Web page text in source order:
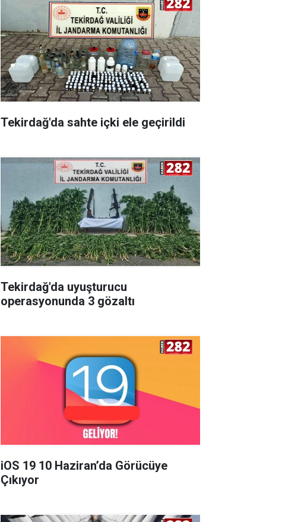
Tekirdağ'da sahte içki ele geçirildi
Tekirdağ'da uyuşturucu
operasyonunda 3 gözaltı
iOS 19 10 Haziran’da Görücüye
Çıkıyor